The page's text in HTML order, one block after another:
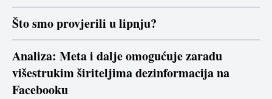
Što smo provjerili u lipnju?
Analiza: Meta i dalje omogućuje zaradu
višestrukim širiteljima dezinformacija na
Facebooku